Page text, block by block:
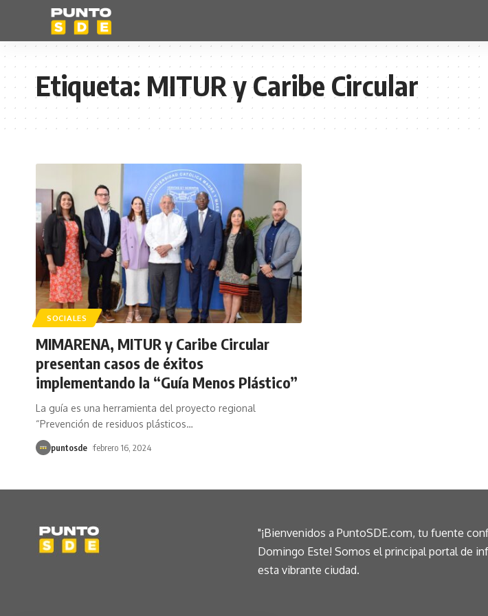
Etiqueta: MITUR y Caribe Circular
SOCIALES
MIMARENA, MITUR y Caribe Circular
presentan casos de éxitos
implementando la “Guía Menos Plástico”
La guía es una herramienta del proyecto regional
“Prevención de residuos plásticos…
puntosde febrero 16, 2024
"¡Bienvenidos a PuntoSDE.com, tu fuente
Domingo Este! Somos el principal portal de
esta vibrante ciudad.